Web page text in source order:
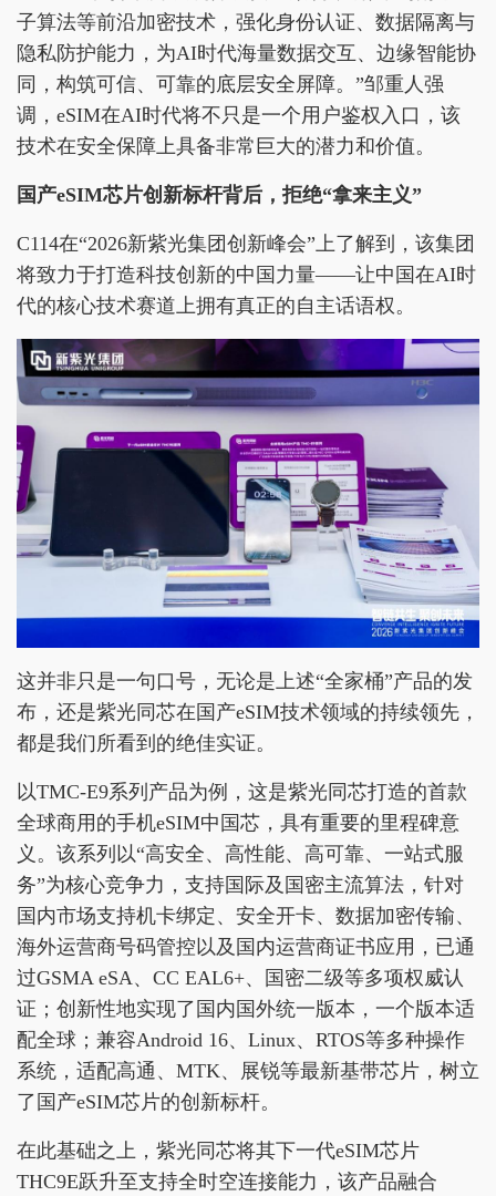
子算法等前沿加密技术，强化身份认证、数据隔离与
隐私防护能力，为AI时代海量数据交互、边缘智能协
同，构筑可信、可靠的底层安全屏障。”邹重人强
调，eSIM在AI时代将不只是一个用户鉴权入口，该
技术在安全保障上具备非常巨大的潜力和价值。
国产eSIM芯片创新标杆背后，拒绝“拿来主义”
C114在“2026新紫光集团创新峰会”上了解到，该集团
将致力于打造科技创新的中国力量——让中国在AI时
代的核心技术赛道上拥有真正的自主话语权。
这并非只是一句口号，无论是上述“全家桶”产品的发
布，还是紫光同芯在国产eSIM技术领域的持续领先，
都是我们所看到的绝佳实证。
以TMC-E9系列产品为例，这是紫光同芯打造的首款
全球商用的手机eSIM中国芯，具有重要的里程碑意
义。该系列以“高安全、高性能、高可靠、一站式服
务”为核心竞争力，支持国际及国密主流算法，针对
国内市场支持机卡绑定、安全开卡、数据加密传输、
海外运营商号码管控以及国内运营商证书应用，已通
过GSMA eSA、CC EAL6+、国密二级等多项权威认
证；创新性地实现了国内国外统一版本，一个版本适
配全球；兼容Android 16、Linux、RTOS等多种操作
系统，适配高通、MTK、展锐等最新基带芯片，树立
了国产eSIM芯片的创新标杆。
在此基础之上，紫光同芯将其下一代eSIM芯片
THC9E跃升至支持全时空连接能力，该产品融合